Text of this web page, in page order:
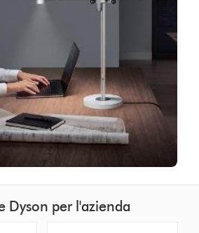
Dyson per l'azienda